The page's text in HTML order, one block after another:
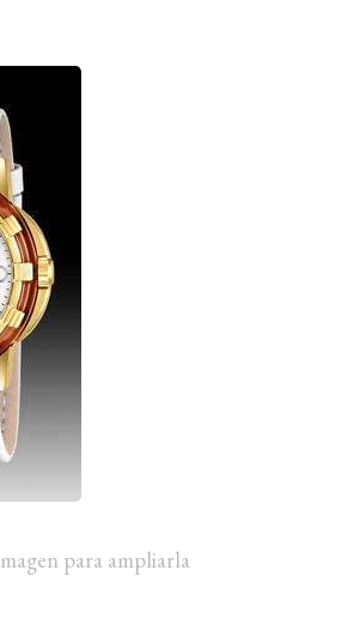
para ampliarla